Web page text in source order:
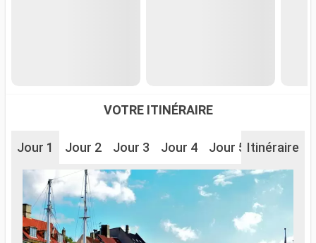
VOTRE ITINÉRAIRE
Jour 1 Jour 2 Jour 3 Jour 4 Jour 5 Jour 6
Itinéraire